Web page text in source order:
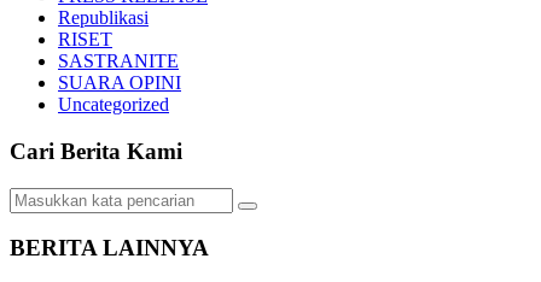
Republikasi
RISET
SASTRANITE
SUARA OPINI
Uncategorized
Cari Berita Kami
BERITA LAINNYA